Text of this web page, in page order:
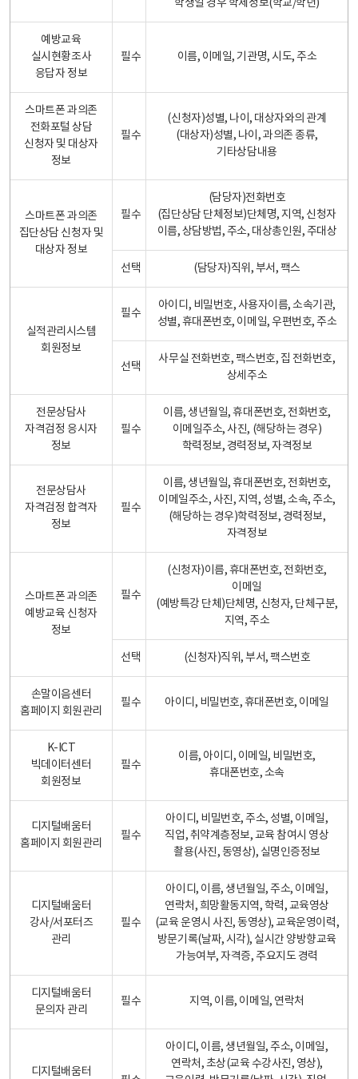
학생일 경우 학제정보(학교/학년)
예방교육
실시현황조사
응답자 정보
필수 이름, 이메일, 기관명, 시도, 주소
스마트폰 과의존
전화포털 상담
신청자 및 대상자
정보
필수
(신청자)성별, 나이, 대상자와의 관계
(대상자)성별, 나이, 과의존 종류,
기타상담내용
스마트폰 과의존
집단상담 신청자 및
대상자 정보
필수
(담당자)전화번호
(집단상담 단체정보)단체명, 지역, 신청자
이름, 상담방법, 주소, 대상총인원, 주대상
선택 (담당자)직위, 부서, 팩스
실적관리시스템
회원정보
필수
아이디, 비밀번호, 사용자이름, 소속기관,
성별, 휴대폰번호, 이메일, 우편번호, 주소
선택
사무실 전화번호, 팩스번호, 집 전화번호,
상세주소
전문상담사
자격검정 응시자
정보
필수
이름, 생년월일, 휴대폰번호, 전화번호,
이메일주소, 사진, (해당하는 경우)
학력정보, 경력정보, 자격정보
전문상담사
자격검정 합격자
정보
필수
이름, 생년월일, 휴대폰번호, 전화번호,
이메일주소, 사진, 지역, 성별, 소속, 주소,
(해당하는 경우)학력정보, 경력정보,
자격정보
스마트폰 과의존
예방교육 신청자
정보
필수
(신청자)이름, 휴대폰번호, 전화번호,
이메일
(예방특강 단체)단체명, 신청자, 단체구분,
지역, 주소
선택 (신청자)직위, 부서, 팩스번호
손말이음센터
홈페이지 회원관리
필수 아이디, 비밀번호, 휴대폰번호, 이메일
K-ICT
빅데이터센터
회원정보
필수
이름, 아이디, 이메일, 비밀번호,
휴대폰번호, 소속
디지털배움터
홈페이지 회원관리
필수
아이디, 비밀번호, 주소, 성별, 이메일,
직업, 취약계층정보, 교육 참여시 영상
촬용(사진, 동영상), 실명인증정보
디지털배움터
강사/서포터즈
관리
필수
아이디, 이름, 생년월일, 주소, 이메일,
연락처, 희망활동지역, 학력, 교육영상
(교육 운영시 사진, 동영상), 교육운영이력,
방문기록(날짜, 시각), 실시간 양방향교육
가능여부, 자격증, 주요지도 경력
디지털배움터
문의자 관리
필수 지역, 이름, 이메일, 연락처
디지털배움터
아이디, 이름, 생년월일, 주소, 이메일,
연락처, 초상(교육 수강사진, 영상),